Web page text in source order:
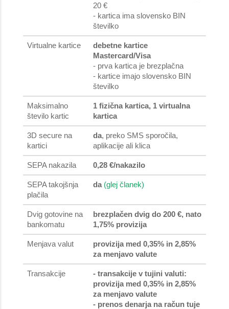
20 €
- kartica ima slovensko BIN
številko
Virtualne kartice
debetne kartice
Mastercard/Visa
- prva kartica je brezplačna
- kartice imajo slovensko BIN
številko
Maksimalno
število kartic
1 fizična kartica, 1 virtualna
kartica
3D secure na
kartici
da, preko SMS sporočila,
aplikacije ali klica
SEPA nakazila 0,28 €/nakazilo
SEPA takojšnja
plačila
da (glej članek)
Dvig gotovine na
bankomatu
brezplačen dvig do 200 €, nato
1,75% provizija
Menjava valut
provizija med 0,35% in 2,85%
za menjavo valute
Transakcije
- transakcije v tujini valuti:
provizija med 0,35% in 2,85%
za menjavo valute
- prenos denarja na račun tuje